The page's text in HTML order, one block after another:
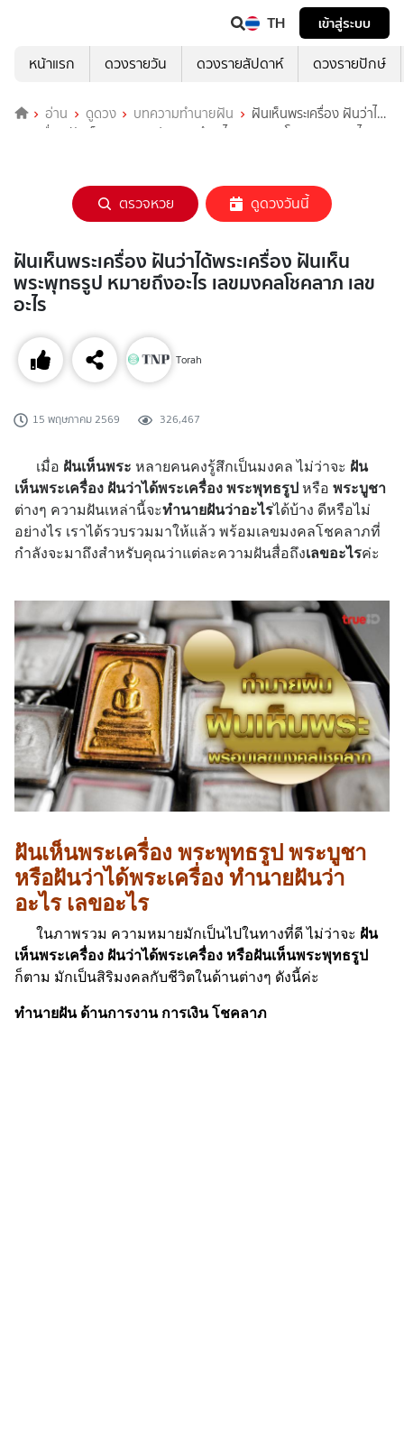
TH
เข้าสู่ระบบ
หน้าแรก
ดวงรายวัน ดวงรายสัปดาห์ ดวงรายปักษ์
อ่าน ดูดวง บทความทำนายฝัน
ฝันเห็นพระเครื่อง ฝันว่าได้
พระเครื่อง ฝันเห็นพระพุทธรูป หมายถึงอะไร เลขมงคลโชคลาภ เลขอะไร
ตรวจหวย ดูดวงวันนี้
ฝันเห็นพระเครื่อง ฝันว่าได้พระเครื่อง ฝันเห็น
พระพุทธรูป หมายถึงอะไร เลขมงคลโชคลาภ เลข
อะไร
Torah
15 พฤษภาคม 2569 326,467
เมื่อ ฝันเห็นพระ หลายคนคงรู้สึกเป็นมงคล ไม่ว่าจะ ฝัน
เห็นพระเครื่อง ฝันว่าได้พระเครื่อง พระพุทธรูป หรือ พระบูชา
ต่างๆ ความฝันเหล่านี้จะทำนายฝันว่าอะไรได้บ้าง ดีหรือไม่
อย่างไร เราได้รวบรวมมาให้แล้ว พร้อมเลขมงคลโชคลาภที่
กำลังจะมาถึงสำหรับคุณว่าแต่ละความฝันสื่อถึงเลขอะไรค่ะ
ฝันเห็นพระเครื่อง พระพุทธรูป พระบูชา
หรือฝันว่าได้พระเครื่อง ทำนายฝันว่า
อะไร เลขอะไร
ในภาพรวม ความหมายมักเป็นไปในทางที่ดี ไม่ว่าจะ ฝัน
เห็นพระเครื่อง ฝันว่าได้พระเครื่อง หรือฝันเห็นพระพุทธรูป
ก็ตาม มักเป็นสิริมงคลกับชีวิตในด้านต่างๆ ดังนี้ค่ะ
ทำนายฝัน ด้านการงาน การเงิน โชคลาภ